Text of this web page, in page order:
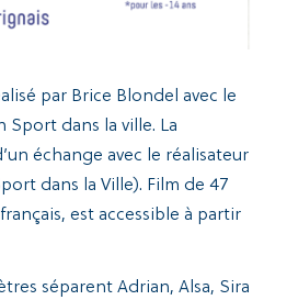
par Brice Blondel avec le
Sport dans la ville. La
échange avec le réalisateur
dans la Ville). Film de 47
est accessible à partir
séparent Adrian, Alsa, Sira